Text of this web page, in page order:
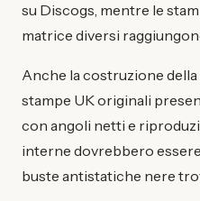
su Discogs, mentre le
matrice diversi
Anche la costruzione
stampe UK originali
con angoli netti e
interne dovrebbero
buste antistatiche nere